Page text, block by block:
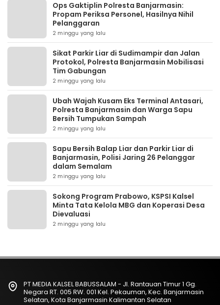
Ops Gaktiplin Polresta Banjarmasin:
Propam Periksa Personel, Hasilnya Nihil
Pelanggaran
2 minggu yang lalu
Sikat Parkir Liar di Sudimampir dan Jalan
Protokol, Polresta Banjarmasin Mobilisasi
Tim Gabungan
2 minggu yang lalu
Ubah Wajah Kusam Eks Terminal Antasari,
Polresta Banjarmasin dan Warga Sapu
Bersih Tumpukan Sampah
2 minggu yang lalu
Sapu Bersih Balap Liar dan Parkir Liar di
Banjarmasin, Polisi Jaring 26 Pelanggar
dalam Semalam
2 minggu yang lalu
Sokong Program Prabowo, KSPSI Kalsel
Minta Tata Kelola MBG dan Koperasi Desa
Dievaluasi
2 minggu yang lalu
PT MEDIA KALSEL BABUSSALAM - Jl. Rantauan Timur 1 Gg.
Negara RT. 005 RW. 001 Kel. Pekauman, Kec. Banjarmasin
Selatan, Kota Banjarmasin Kalimantan Selatan